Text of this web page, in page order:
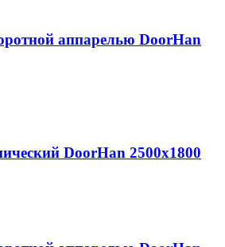
аппарелью DoorHan
DoorHan 2500х1800